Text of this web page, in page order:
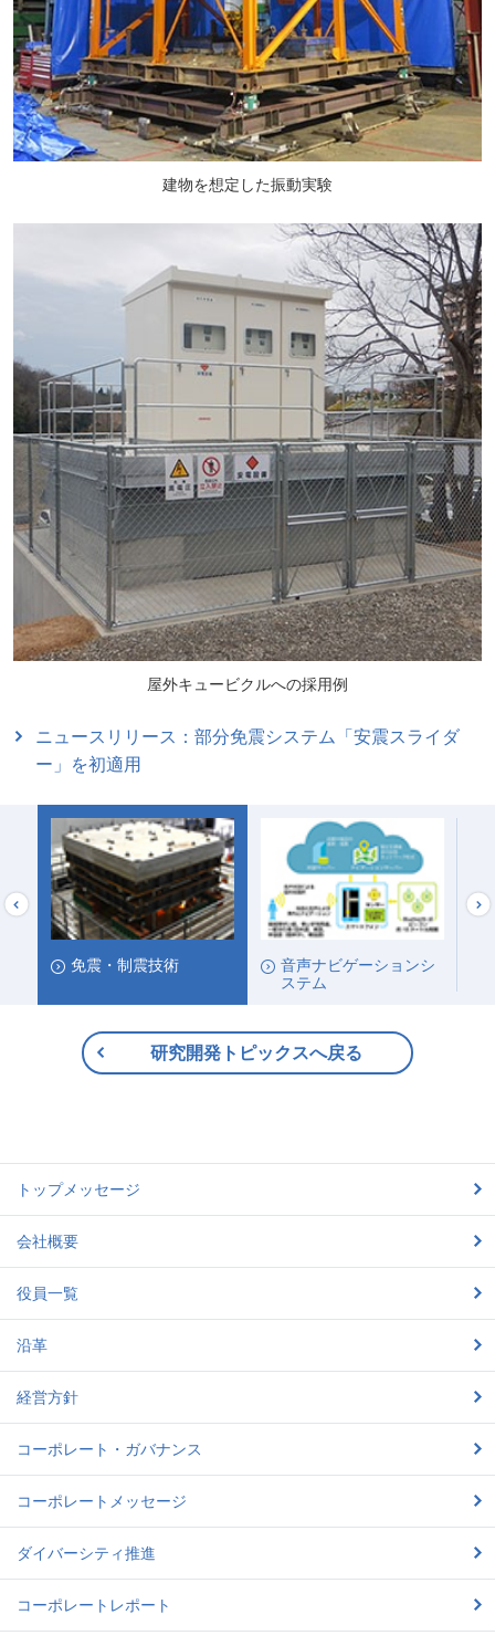
建物を想定した振動実験
屋外キュービクルへの採用例
ニュースリリース：部分免震システム「安震スライダ
ー」を初適用
免震・制震技術
音声ナビゲーションシ
ステム
研究開発トピックスへ戻る
トップメッセージ
会社概要
役員一覧
沿革
経営方針
コーポレート・ガバナンス
コーポレートメッセージ
ダイバーシティ推進
コーポレートレポート